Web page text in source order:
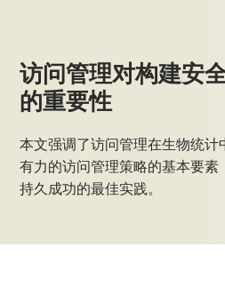
访问管理对构建安
的重要性
本文强调了访问管理在生物统计
有力的访问管理策略的基本要素
持久成功的最佳实践。